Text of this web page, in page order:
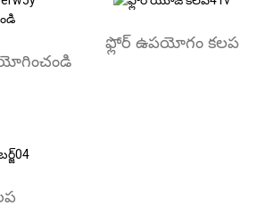
ఫ్లోర్ ఉపయోగం కలప